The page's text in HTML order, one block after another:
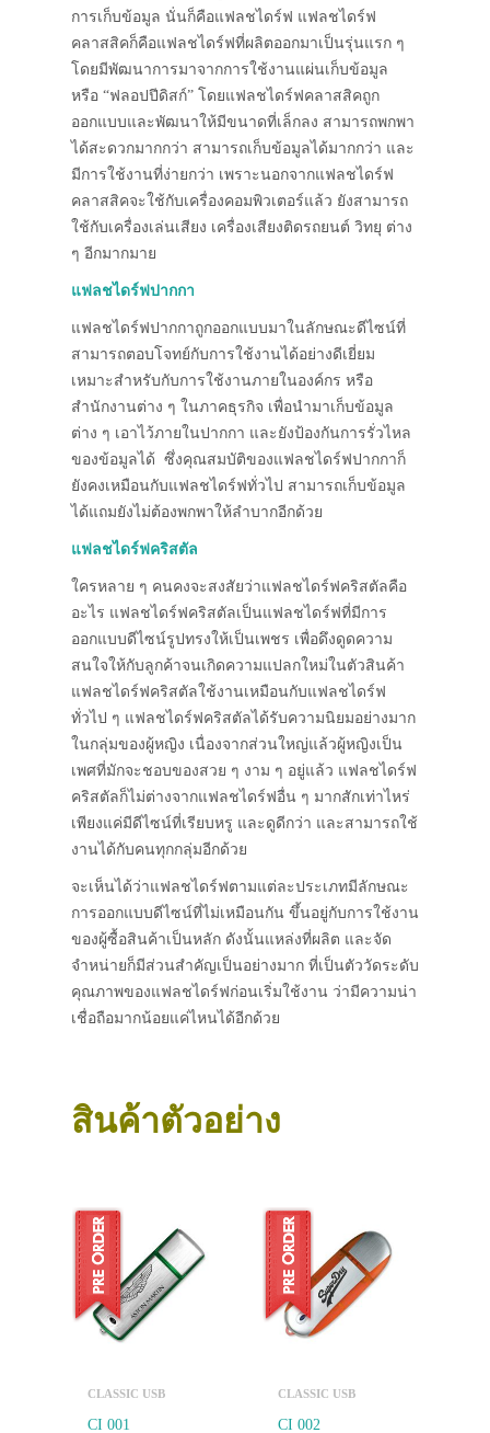
การเก็บข้อมูล นั่นก็คือแฟลชไดร์ฟ แฟลชไดร์ฟ
คลาสสิคก็คือแฟลชไดร์ฟที่ผลิตออกมาเป็นรุ่นแรก ๆ
โดยมีพัฒนาการมาจากการใช้งานแผ่นเก็บข้อมูล
หรือ “ฟลอปปีดิสก์” โดยแฟลชไดร์ฟคลาสสิคถูก
ออกแบบและพัฒนาให้มีขนาดที่เล็กลง สามารถพกพา
ได้สะดวกมากกว่า สามารถเก็บข้อมูลได้มากกว่า และ
มีการใช้งานที่ง่ายกว่า เพราะนอกจากแฟลชไดร์ฟ
คลาสสิคจะใช้กับเครื่องคอมพิวเตอร์แล้ว ยังสามารถ
ใช้กับเครื่องเล่นเสียง เครื่องเสียงติดรถยนต์ วิทยุ ต่าง
ๆ อีกมากมาย
แฟลชไดร์ฟปากกา
แฟลชไดร์ฟปากกาถูกออกแบบมาในลักษณะดีไซน์ที่
สามารถตอบโจทย์กับการใช้งานได้อย่างดีเยี่ยม
เหมาะสำหรับกับการใช้งานภายในองค์กร หรือ
สำนักงานต่าง ๆ ในภาคธุรกิจ เพื่อนำมาเก็บข้อมูล
ต่าง ๆ เอาไว้ภายในปากกา และยังป้องกันการรั่วไหล
ของข้อมูลได้ ซึ่งคุณสมบัติของแฟลชไดร์ฟปากกาก็
ยังคงเหมือนกับแฟลชไดร์ฟทั่วไป สามารถเก็บข้อมูล
ได้แถมยังไม่ต้องพกพาให้ลำบากอีกด้วย
แฟลชไดร์ฟคริสตัล
ใครหลาย ๆ คนคงจะสงสัยว่าแฟลชไดร์ฟคริสตัลคือ
อะไร แฟลชไดร์ฟคริสตัลเป็นแฟลชไดร์ฟที่มีการ
ออกแบบดีไซน์รูปทรงให้เป็นเพชร เพื่อดึงดูดความ
สนใจให้กับลูกค้าจนเกิดความแปลกใหม่ในตัวสินค้า
แฟลชไดร์ฟคริสตัลใช้งานเหมือนกับแฟลชไดร์ฟ
ทั่วไป ๆ แฟลชไดร์ฟคริสตัลได้รับความนิยมอย่างมาก
ในกลุ่มของผู้หญิง เนื่องจากส่วนใหญ่แล้วผู้หญิงเป็น
เพศที่มักจะชอบของสวย ๆ งาม ๆ อยู่แล้ว แฟลชไดร์ฟ
คริสตัลก็ไม่ต่างจากแฟลชไดร์ฟอื่น ๆ มากสักเท่าไหร่
เพียงแค่มีดีไซน์ที่เรียบหรู และดูดีกว่า และสามารถใช้
งานได้กับคนทุกกลุ่มอีกด้วย
จะเห็นได้ว่าแฟลชไดร์ฟตามแต่ละประเภทมีลักษณะ
การออกแบบดีไซน์ที่ไม่เหมือนกัน ขึ้นอยู่กับการใช้งาน
ของผู้ซื้อสินค้าเป็นหลัก ดังนั้นแหล่งที่ผลิต และจัด
จำหน่ายก็มีส่วนสำคัญเป็นอย่างมาก ที่เป็นตัววัดระดับ
คุณภาพของแฟลชไดร์ฟก่อนเริ่มใช้งาน ว่ามีความน่า
เชื่อถือมากน้อยแค่ไหนได้อีกด้วย
สินค้าตัวอย่าง
CLASSIC USB
CI 001
CLASSIC USB
CI 002